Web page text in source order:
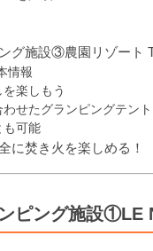
グ施設③農園リゾート
情報
楽しもう
せたグランピングテント
も可能
に焚き火を楽しめる！
ピング施設①LE